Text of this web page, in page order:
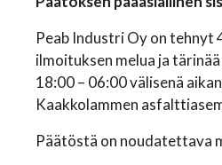
Peab Industri Oy on tehnyt
ilmoituksen melua ja
18:00 – 06:00 välisenä
Kaakkolammen
Päätöstä on noudatettava